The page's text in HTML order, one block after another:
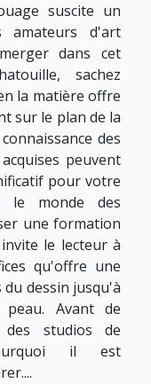
suscite un
amateurs d'art
dans cet
sachez
la matière offre
sur le plan de la
des
peuvent
pour votre
le monde des
une formation
le lecteur à
qu'offre une
dessin jusqu'à
Avant de
studios de
il est